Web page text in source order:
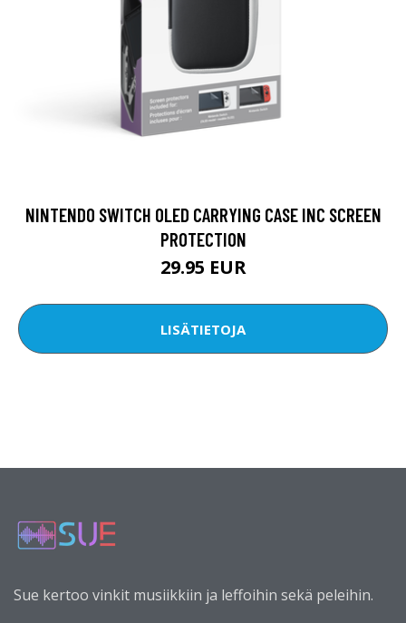
NINTENDO SWITCH OLED CARRYING CASE INC SCREEN
PROTECTION
29.95 EUR
LISÄTIETOJA
Sue kertoo vinkit musiikkiin ja leffoihin sekä peleihin.